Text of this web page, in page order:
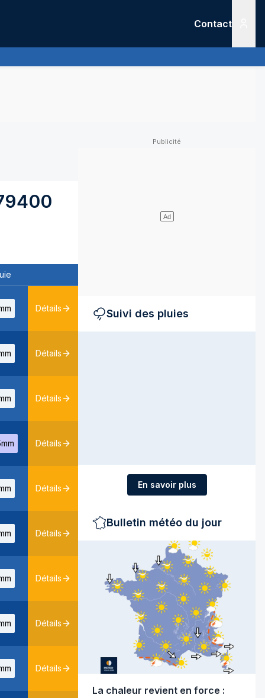
Contact
Détails
Détails
Détails
Détails
Détails
Détails
Détails
Détails
Détails
Suivi des pluies
En savoir plus
Bulletin météo du jour
La chaleur revient en force :